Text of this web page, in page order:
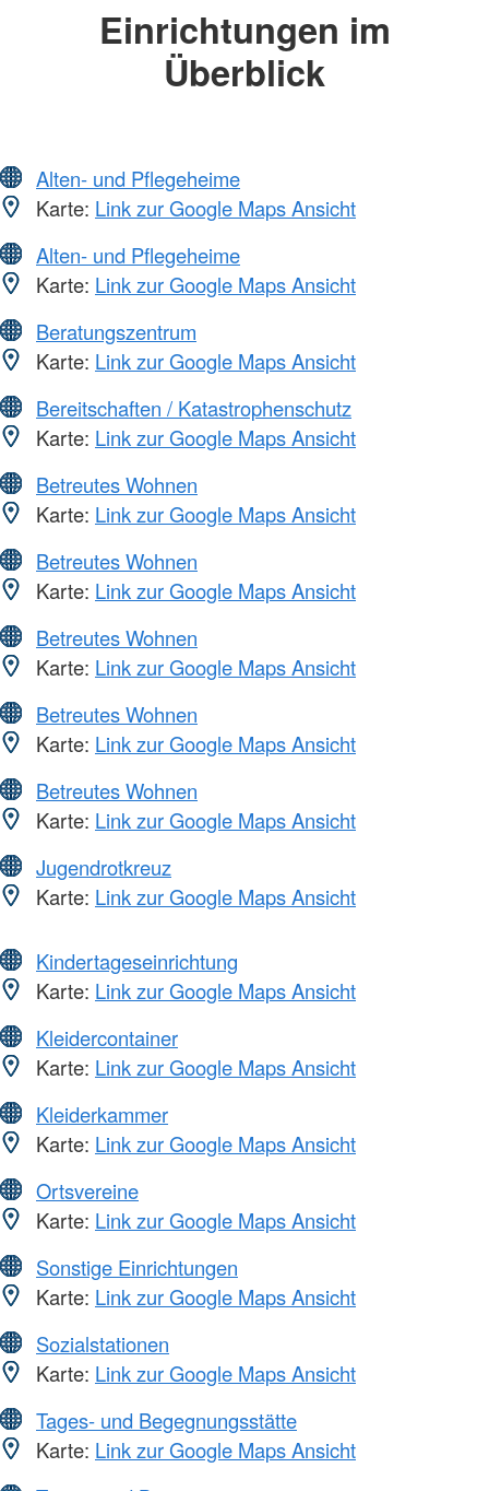
Einrichtungen im
Überblick
Alten- und Pflegeheime
Karte: Link zur Google Maps Ansicht
Alten- und Pflegeheime
Karte: Link zur Google Maps Ansicht
Beratungszentrum
Karte: Link zur Google Maps Ansicht
Bereitschaften / Katastrophenschutz
Karte: Link zur Google Maps Ansicht
Betreutes Wohnen
Karte: Link zur Google Maps Ansicht
Betreutes Wohnen
Karte: Link zur Google Maps Ansicht
Betreutes Wohnen
Karte: Link zur Google Maps Ansicht
Betreutes Wohnen
Karte: Link zur Google Maps Ansicht
Betreutes Wohnen
Karte: Link zur Google Maps Ansicht
Jugendrotkreuz
Karte: Link zur Google Maps Ansicht
Kindertageseinrichtung
Karte: Link zur Google Maps Ansicht
Kleidercontainer
Karte: Link zur Google Maps Ansicht
Kleiderkammer
Karte: Link zur Google Maps Ansicht
Ortsvereine
Karte: Link zur Google Maps Ansicht
Sonstige Einrichtungen
Karte: Link zur Google Maps Ansicht
Sozialstationen
Karte: Link zur Google Maps Ansicht
Tages- und Begegnungsstätte
Karte: Link zur Google Maps Ansicht